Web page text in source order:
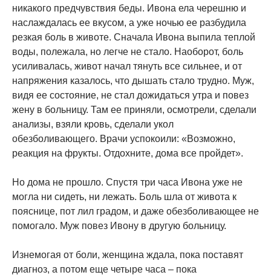
никакого предчувствия беды. Ивона ела черешню и
наслаждалась ее вкусом, а уже ночью ее разбудила
резкая боль в животе. Сначала Ивона выпила теплой
воды, полежала, но легче не стало. Наоборот, боль
усиливалась, живот начал тянуть все сильнее, и от
напряжения казалось, что дышать стало трудно. Муж,
видя ее состояние, не стал дожидаться утра и повез
жену в больницу. Там ее приняли, осмотрели, сделали
анализы, взяли кровь, сделали укол
обезболивающего. Врачи успокоили: «Возможно,
реакция на фрукты. Отдохните, дома все пройдет».
Но дома не прошло. Спустя три часа Ивона уже не
могла ни сидеть, ни лежать. Боль шла от живота к
пояснице, пот лил градом, и даже обезболивающее не
помогало. Муж повез Ивону в другую больницу.
Изнемогая от боли, женщина ждала, пока поставят
диагноз, а потом еще четыре часа – пока